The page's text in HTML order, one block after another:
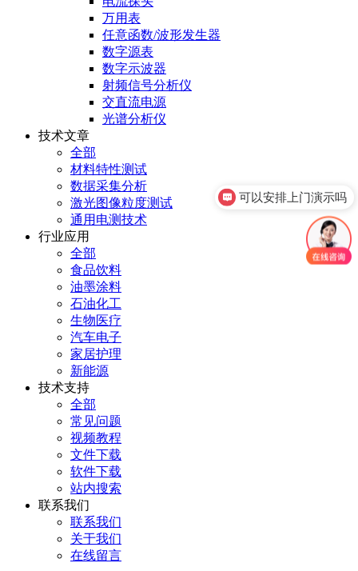
万用表
任意函数/波形发生器
数字源表
数字示波器
射频信号分析仪
交直流电源
光谱分析仪
技术文章
全部
材料特性测试
数据采集分析
激光图像粒度测试
通用电测技术
行业应用
全部
食品饮料
油墨涂料
石油化工
生物医疗
汽车电子
家居护理
新能源
技术支持
全部
常见问题
视频教程
文件下载
软件下载
站内搜索
联系我们
联系我们
关于我们
在线留言
可以安排上门演示吗